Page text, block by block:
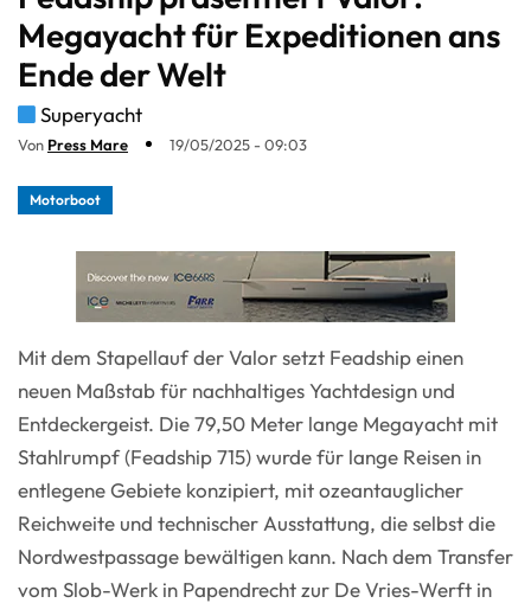
Megayacht für Expeditionen ans
Ende der Welt
Superyacht
Von Press Mare 19/05/2025 - 09:03
Motorboot
Mit dem Stapellauf der Valor setzt Feadship einen
neuen Maßstab für nachhaltiges Yachtdesign und
Entdeckergeist. Die 79,50 Meter lange Megayacht mit
Stahlrumpf (Feadship 715) wurde für lange Reisen in
entlegene Gebiete konzipiert, mit ozeantauglicher
Reichweite und technischer Ausstattung, die selbst die
Nordwestpassage bewältigen kann. Nach dem Transfer
vom Slob-Werk in Papendrecht zur De Vries-Werft in